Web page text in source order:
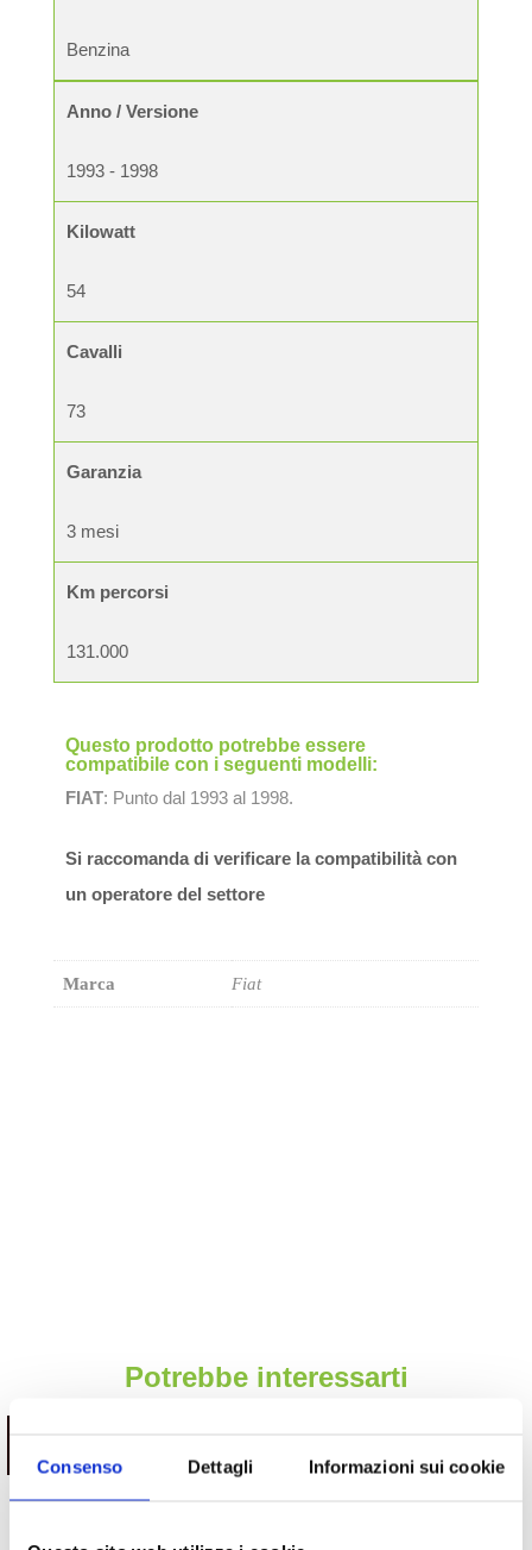
Consenso Dettagli Informazioni sui cookie
Benzina
Anno / Versione
1993 - 1998
Kilowatt
54
Cavalli
73
Garanzia
3 mesi
Km percorsi
131.000
Questo prodotto potrebbe essere
compatibile con i seguenti modelli:
FIAT: Punto dal 1993 al 1998.
Si raccomanda di verificare la compatibilità con
un operatore del settore
Marca Fiat
Potrebbe interessarti
SU WHATSAPP!